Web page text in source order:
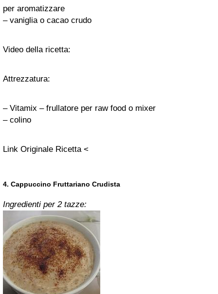
per aromatizzare
– vaniglia o cacao crudo
Video della ricetta:
Attrezzatura:
– Vitamix – frullatore per raw food o mixer
– colino
Link Originale Ricetta <
4. Cappuccino Fruttariano Crudista
Ingredienti per 2 tazze: